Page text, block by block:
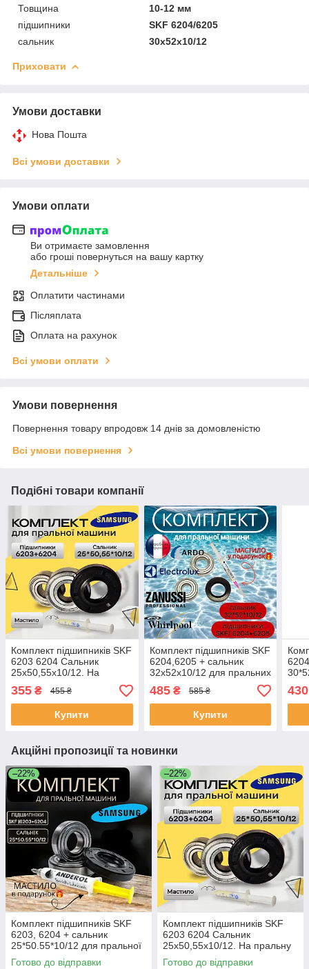
Товщина
10-12 мм
підшипники
SKF 6204/6205
сальник
30x52x10/12
Приховати
Умови доставки
Нова Пошта
Всі умови доставки
Умови оплати
Ви отримаєте замовлення
або гроші повернуться на вашу картку
Детальніше
Оплатити частинами
Післяплата
Оплата на рахунок
Всі умови оплати
Умови повернення
Повернення товару впродовж 14 днів за домовленістю
Всі умови повернення
Подібні товари компанії
Комплект підшипників SKF
6203 6204 Сальник
25х50,55х10/12. На
пральну машину Самсунг
355 ₴ 455 ₴
Купити
Комплект підшипників SKF
6204,6205 + сальник
32x52x10/12 для пральних
машин Zanussi, Electrolux,
Ardo, Whirlpoo
485₴ 585 ₴
Купити
430
Акційні пропозиції та новинки
–22%
Комплект підшипників SKF
6203, 6204 + сальник
25*50.55*10/12 для пральної
машини Samsung
Готово до відправки
–22%
Комплект підшипників SKF
6203 6204 Сальник
25х50,55х10/12. На пральну
машину Самсунг
Готово до відправки